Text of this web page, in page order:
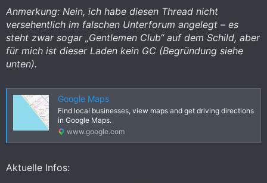
m
Anmerkung: Nein, ich habe diesen Thread nicht
versehentlich im falschen Unterforum angelegt – es
steht zwar sogar „Gentlemen Club“ auf dem Schild, aber
für mich ist dieser Laden kein GC (Begründung siehe
unten).
Google Maps
Find local businesses, view maps and get driving directions
in Google Maps.
www.google.com
Aktuelle Infos:​